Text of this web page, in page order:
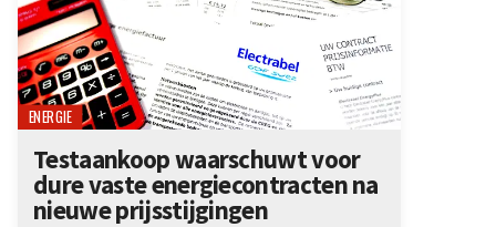
ENERGIE
Testaankoop waarschuwt voor
dure vaste energiecontracten na
nieuwe prijsstijgingen